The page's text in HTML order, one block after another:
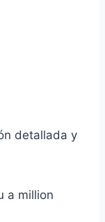
detallada y
a million